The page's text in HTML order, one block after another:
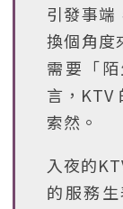
引發事端
換個角度
需要「
言，KTV
索然。
入夜的
的服務